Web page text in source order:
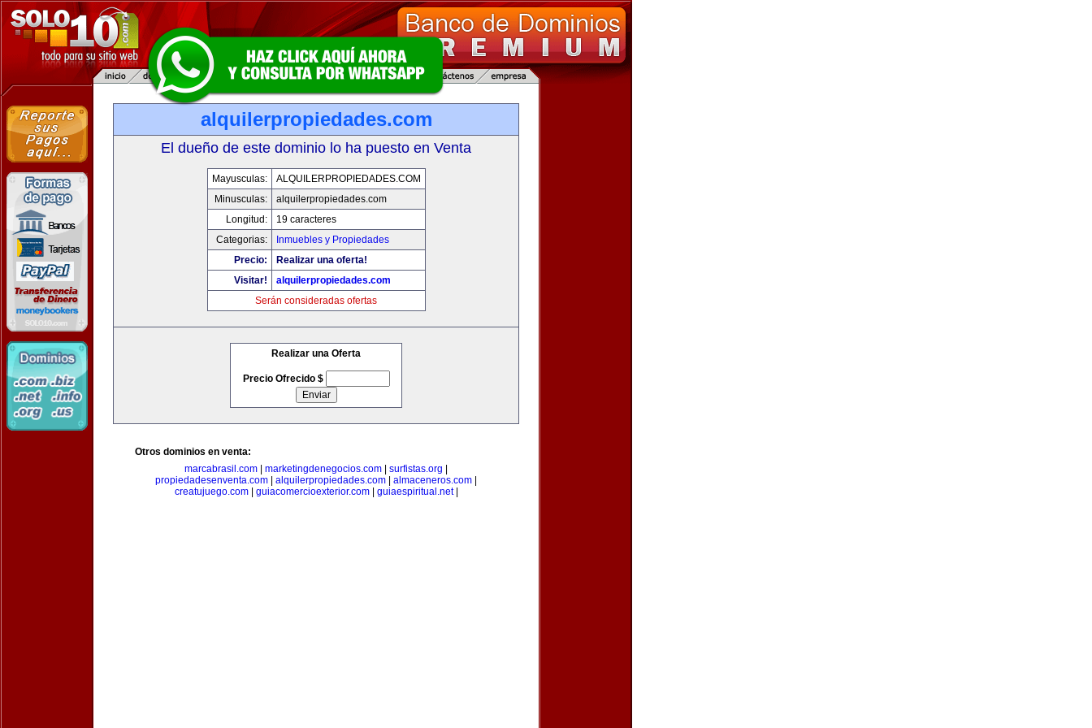
alquilerpropiedades.com
El dueño de este dominio lo ha puesto en Venta
Mayusculas:
ALQUILERPROPIEDADES.COM
Minusculas:
alquilerpropiedades.com
Longitud:
19 caracteres
Categorias:
Inmuebles y Propiedades
Precio:
Realizar una oferta!
Visitar!
alquilerpropiedades.com
Serán consideradas ofertas
Realizar una Oferta
Precio Ofrecido $
Otros dominios en venta:
marcabrasil.com
marketingdenegocios.com surfistas.org
propiedadesenventa.com
alquilerpropiedades.com almaceneros.com
creatujuego.com| guiacomercioexterior.com| guiaespiritual.net|